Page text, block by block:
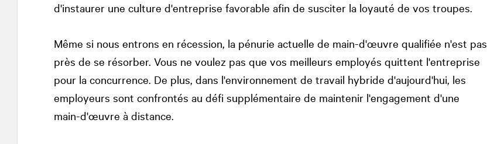
d'instaurer une culture d'entreprise favorable afin de susciter la loyauté de vos troupes.
Même si nous entrons en récession, la pénurie actuelle de main-d'œuvre qualifiée n'est pas
près de se résorber. Vous ne voulez pas que vos meilleurs employés quittent l'entreprise
pour la concurrence. De plus, dans l'environnement de travail hybride d'aujourd'hui, les
employeurs sont confrontés au défi supplémentaire de maintenir l'engagement d'une
main-d'œuvre à distance.